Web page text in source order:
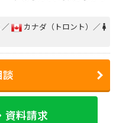
カナダ（トロント）／
資料請求